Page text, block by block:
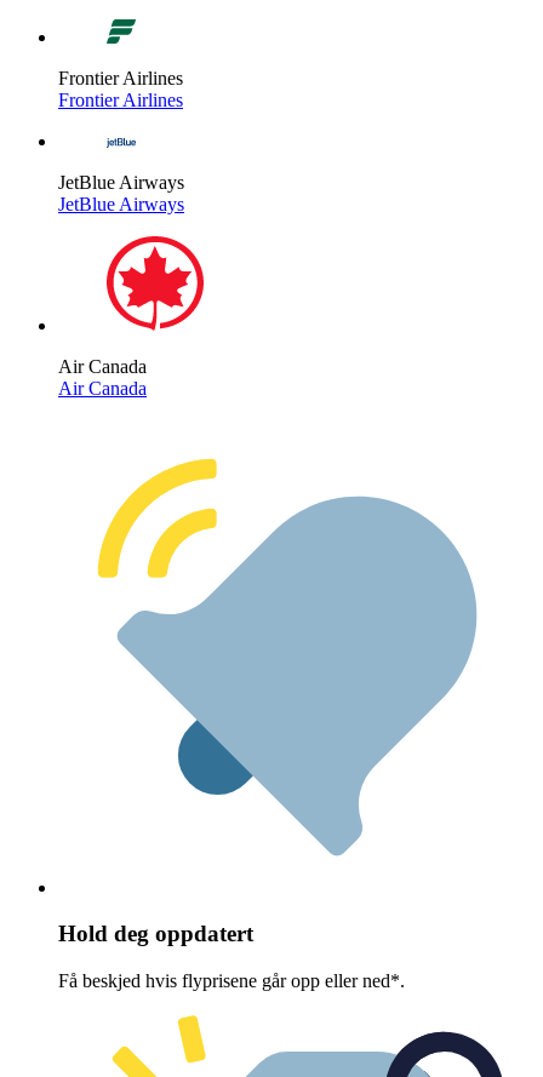
Frontier Airlines
Frontier Airlines
JetBlue Airways
JetBlue Airways
Air Canada
Air Canada
Hold deg oppdatert
Få beskjed hvis flyprisene går opp eller ned*.